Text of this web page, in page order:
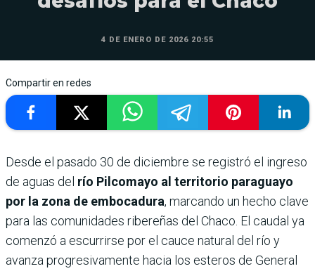
4 DE ENERO DE 2026 20:55
Compartir en redes
Desde el pasado 30 de diciembre se registró el ingreso
de aguas del río Pilcomayo al territorio paraguayo
por la zona de embocadura, marcando un hecho clave
para las comunidades ribereñas del Chaco. El caudal ya
comenzó a escurrirse por el cauce natural del río y
avanza progresivamente hacia los esteros de General